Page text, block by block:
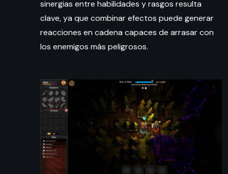
sinergias entre habilidades y rasgos resulta
clave, ya que combinar efectos puede generar
reacciones en cadena capaces de arrasar con
los enemigos más peligrosos.